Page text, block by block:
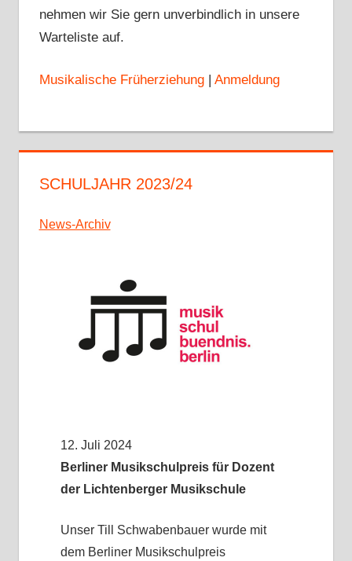
nehmen wir Sie gern unverbindlich in unsere
Warteliste auf.
Musikalische Früherziehung| Anmeldung
SCHULJAHR 2023/24
News-Archiv
12. Juli 2024
Berliner Musikschulpreis für Dozent
der Lichtenberger Musikschule
Unser Till Schwabenbauer wurde mit
dem Berliner Musikschulpreis